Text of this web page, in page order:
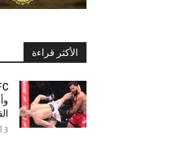
الأكثر قراءة
3 أغسطس، 2026